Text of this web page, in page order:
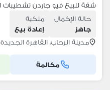
حالة الإكمال
جاهز
ملكية
إعادة بيع
مدينة الرحاب، القاهرة الجديدة
مكالمة